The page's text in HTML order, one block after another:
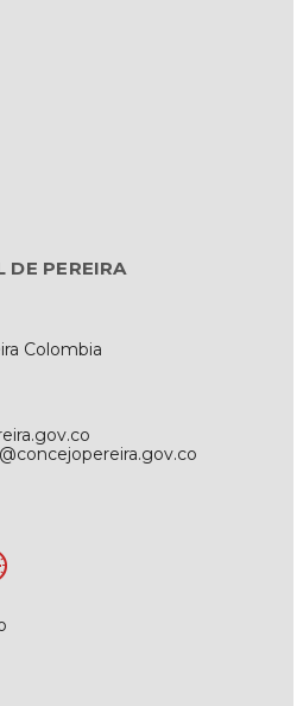
DE PEREIRA
Colombia